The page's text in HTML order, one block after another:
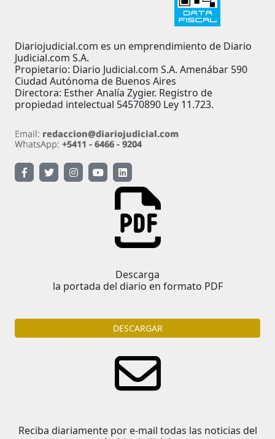
Diariojudicial.com es un emprendimiento de Diario
Judicial.com S.A.
Propietario: Diario Judicial.com S.A. Amenábar 590
Ciudad Autónoma de Buenos Aires
Directora: Esther Analía Zygier. Registro de
propiedad intelectual 54570890 Ley 11.723.
Descarga
la portada del diario en formato PDF
DESCARGAR
Reciba diariamente por e-mail todas las noticias del